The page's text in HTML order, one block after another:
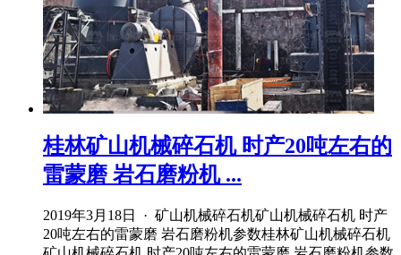
桂林矿山机械碎石机 时产20吨左右的
雷蒙磨 岩石磨粉机 ...
2019年3月18日 · 矿山机械碎石机矿山机械碎石机 时产
20吨左右的雷蒙磨 岩石磨粉机参数桂林矿山机械碎石机